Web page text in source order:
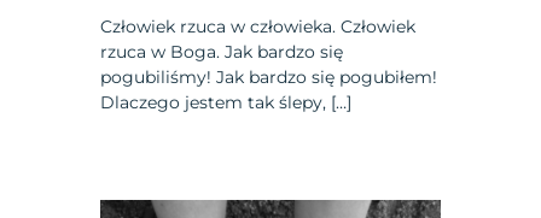
Człowiek rzuca w człowieka. Człowiek
rzuca w Boga. Jak bardzo się
pogubiliśmy! Jak bardzo się pogubiłem!
Dlaczego jestem tak ślepy, […]